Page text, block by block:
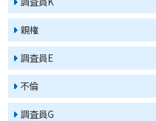
親権
調査員E
不倫
調査員G